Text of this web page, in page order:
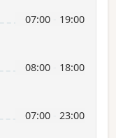
07:00 19:00
08:00 18:00
07:00 23:00